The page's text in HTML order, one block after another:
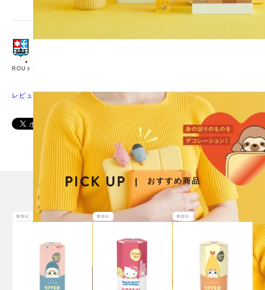
JANコード：
4542202670057
ROUトップページ
レビューを書く
PICK UP | おすすめ商品
ROU ROU ROU